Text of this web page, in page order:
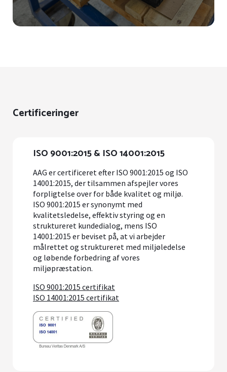
Certificeringer
ISO 9001:2015 & ISO 14001:2015
AAG er certificeret efter ISO 9001:2015 og ISO
14001:2015, der tilsammen afspejler vores
forpligtelse over for både kvalitet og miljø.
ISO 9001:2015 er synonymt med
kvalitetsledelse, effektiv styring og en
struktureret kundedialog, mens ISO
14001:2015 er beviset på, at vi arbejder
målrettet og struktureret med miljøledelse
og løbende forbedring af vores
miljøpræstation.
ISO 9001:2015 certifikat
ISO 14001:2015 certifikat